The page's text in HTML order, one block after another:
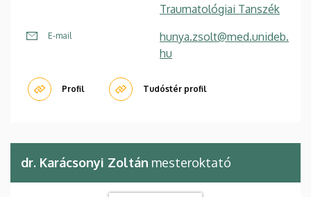
Traumatológiai Tanszék
E-mail
hunya.zsolt@med.unideb.
hu
Profil Tudóstér profil
dr. Karácsonyi Zoltán mesteroktató